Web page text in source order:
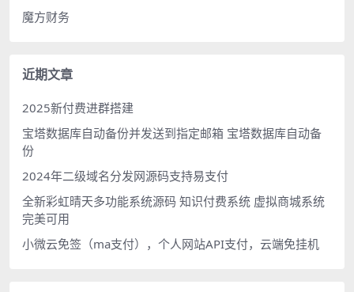
魔方财务
近期文章
2025新付费进群搭建
宝塔数据库自动备份并发送到指定邮箱 宝塔数据库自动备
份
2024年二级域名分发网源码支持易支付
全新彩虹晴天多功能系统源码 知识付费系统 虚拟商城系统
完美可用
小微云免签（ma支付），个人网站API支付，云端免挂机